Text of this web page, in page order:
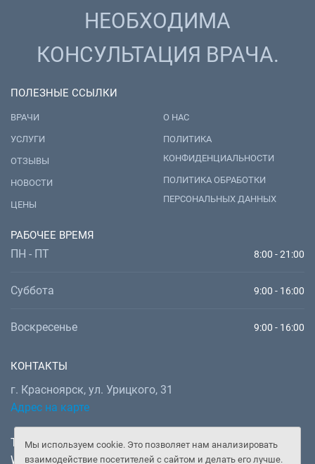
Мы используем cookie. Это позволяет нам анализировать
взаимодействие посетителей с сайтом и делать его лучше.
НЕОБХОДИМА
КОНСУЛЬТАЦИЯ ВРАЧА.
ПОЛЕЗНЫЕ ССЫЛКИ
ВРАЧИ
УСЛУГИ
ОТЗЫВЫ
НОВОСТИ
ЦЕНЫ
О НАС
ПОЛИТИКА
КОНФИДЕНЦИАЛЬНОСТИ
ПОЛИТИКА ОБРАБОТКИ
ПЕРСОНАЛЬНЫХ ДАННЫХ
РАБОЧЕЕ ВРЕМЯ
ПН - ПТ 8:00 - 21:00
Суббота 9:00 - 16:00
Воскресенье 9:00 - 16:00
КОНТАКТЫ
г. Красноярск, ул. Урицкого, 31
Адрес на карте
Телефон: +7 (391) 277-92-52
WhatsApp, Telegram:+7 (902) 982-02-14